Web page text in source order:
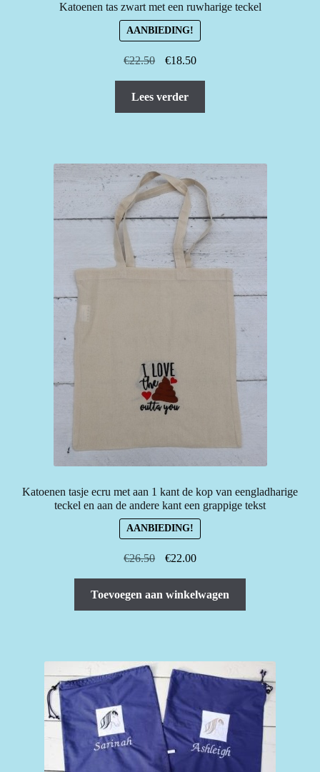
Katoenen tas zwart met een ruwharige teckel
AANBIEDING!
€22.50
Oorspronkelijke
was:
€22.50.
€18.50Huidige
€18.50.
Lees verder
Katoenen tasje ecru met aan 1 kant de kop van eengladharige
teckel en aan de andere kant een grappige tekst
AANBIEDING!
€26.50
Oorspronkelijke
was:
€26.50.
€22.00Huidige
is:
€22.00.
Toevoegen aan winkelwagen